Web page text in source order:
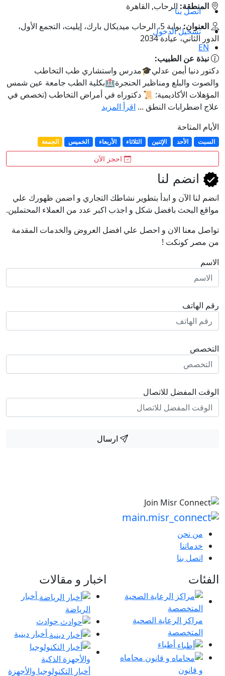
اتصل بنا
تسجيل الدخول
EN
المنطقة: الرحاب, القاهرة
العنوان:
بوابة 5، الرحاب ميديكال بارك، إيليت، التجمع الأول،
الدور الثاني، عيادة 2034
نبذة عن الطبيب:
دكتور دنيا أيمن عدلي🎓مدرس واستشاري طب التخاطب
والصوت والبلع ومناظير الحنجرة🏥بكلية الطب جامعة عين شمس
المؤهلات الأكاديمية: 📜 دكتوراه في أمراض التخاطب (تخصص في
علاج اضطرابات النطق ... اقرأ المزيد
الأيام المتاحة
السبت الأحد الإثنين الثلاثاء الأربعاء الخميس الجمعة
احجز الآن
انضم لنا
انضم لنا اﻵن و ابدأ بتطوير نشاطك التجاري و اضمن ظهورك علي
مواقع البحث بافضل شكل و اجذب اكبر عدد من العملاء المحتملين.
تواصل معنا الان و احصل علي افضل العروض والخدمات المقدمة
من مصر كونكت !
الاسم
رقم الهاتف
التخصص
الوقت المفضل للاتصال
ارسال
من نحن
خدماتنا
اتصل بنا
الفئات
مراكز الرعاية الصحية
المتخصصة
أطباء
محاماه
و قانون
اخبار و مقالات
أخبار
الرياضة
حوادث
أخبار دينية
أخبار التكنولوجيا والأجهزة